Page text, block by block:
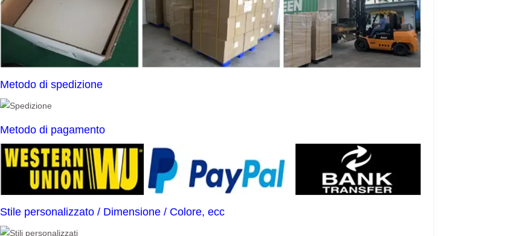
Metodo di spedizione
Metodo di pagamento
Stile personalizzato / Dimensione / Colore, ecc